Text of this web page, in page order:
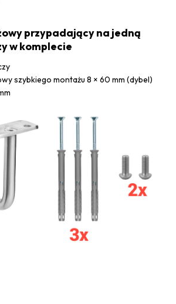
przypadający na jedną
w komplecie
szybkiego montażu 8 × 60 mm (dybel)